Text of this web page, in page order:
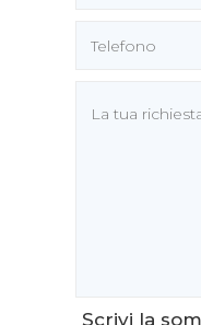
Scrivi la